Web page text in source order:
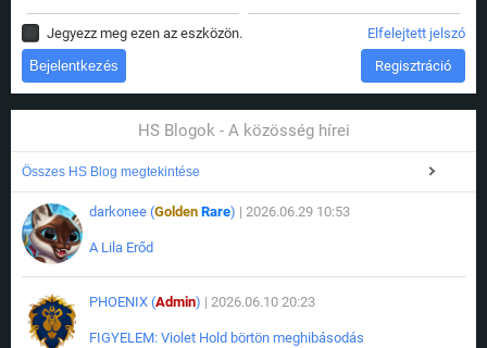
Jegyezz meg ezen az eszközön. Elfelejtett jelszó
Regisztráció
HS Blogok - A közösség hírei
Összes HS Blog megtekintése
darkonee (Golden Rare) | 2026.06.29 10:53
A Lila Erőd
PHOENIX (Admin) | 2026.06.10 20:23
FIGYELEM: Violet Hold börtön meghibásodás